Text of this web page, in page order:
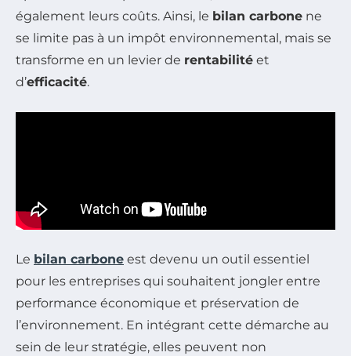
également leurs coûts. Ainsi, le bilan carbone ne
se limite pas à un impôt environnemental, mais se
transforme en un levier de rentabilité et
d’efficacité.
Le bilan carbone est devenu un outil essentiel
pour les entreprises qui souhaitent jongler entre
performance économique et préservation de
l’environnement. En intégrant cette démarche au
sein de leur stratégie, elles peuvent non